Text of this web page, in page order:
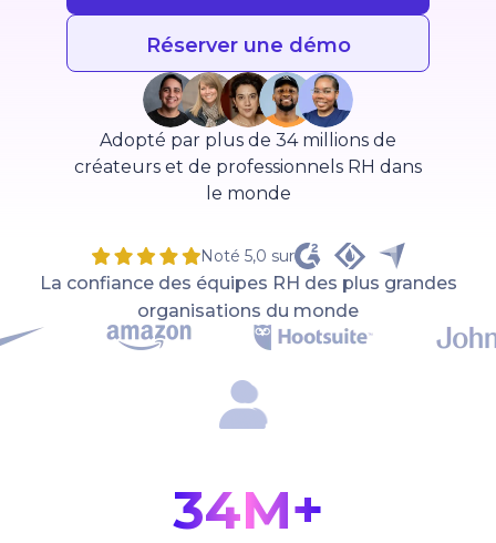
Réserver une démo
Adopté par plus de 34 millions de
créateurs et de professionnels RH dans
le monde
Noté 5,0 sur
La confiance des équipes RH des plus grandes
organisations du monde
34M+